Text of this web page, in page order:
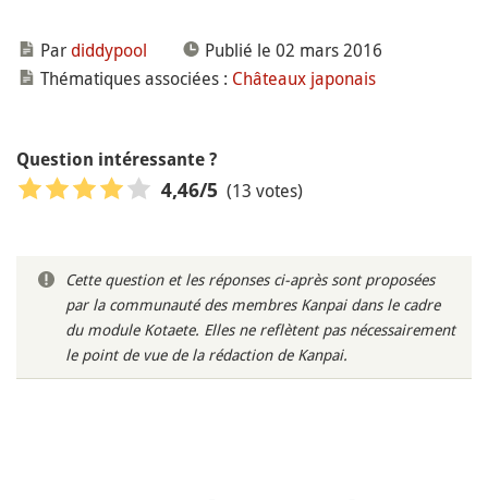
Par diddypool
Publié le 02 mars 2016
Thématiques associées : Châteaux japonais
Question intéressante ?
4,46/5 (13 votes)
Cette question et les réponses ci-après sont proposées
par la communauté des membres Kanpai dans le cadre
du module Kotaete. Elles ne reflètent pas nécessairement
le point de vue de la rédaction de Kanpai.